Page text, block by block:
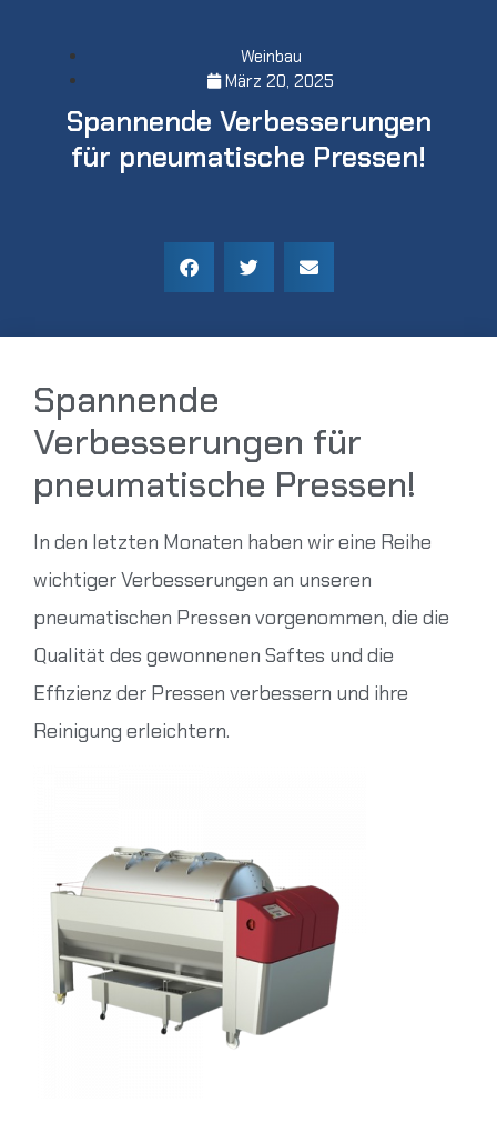
Weinbau
März 20, 2025
Spannende Verbesserungen
für pneumatische Pressen!
Spannende
Verbesserungen für
pneumatische Pressen!
In den letzten Monaten haben wir eine Reihe
wichtiger Verbesserungen an unseren
pneumatischen Pressen vorgenommen, die die
Qualität des gewonnenen Saftes und die
Effizienz der Pressen verbessern und ihre
Reinigung erleichtern.